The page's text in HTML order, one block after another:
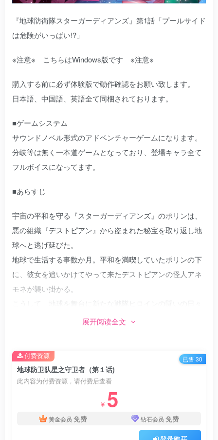
『地球防衛隊スターガーディアンズ』第1話「プールサイド
は危険がいっぱい!?」
※注意※ こちらはWindows版です ※注意※
購入する前に必ず体験版で動作確認をお願い致します。
日本語、中国語、英語全て同梱されております。
■ゲームシステム
サウンドノベル形式のアドベンチャーゲームになります。
分岐等は無く一本道ゲームとなっており、登場キャラ全て
フルボイスになってます。
■あらすじ
宇宙の平和を守る『スターガーディアンズ』のポリンは、
悪の組織『デストピアン』から盗まれた秘宝を取り返し地
球へと逃げ延びた。
地球で生活する事数か月。平和を満喫していたポリンの下
に、彼女を追いかけてやって来たデストピアンの怪人アネ
モネが襲い掛かる。
こうして、地球を舞台に新たな戦隊ヒロインの闘いの日々
が始まるのであった。。。
・緊縛 ・触手 ・ぴっちりスーツ ・水責め ・アナル
責め ・電マ責め ・バキュームベッド
・変身解除 ・戦闘スーツ改造 …等々
【制作】夢かき屋(代表:ムームー)
展开阅读全文
地球防卫队星之守卫者（第１话)
此内容为付费资源，请付费后查看
￥ 5
黄金会员 免费 钻石会员 免费
付费资源 已售 30